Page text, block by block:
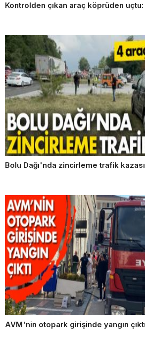
Kontrolden çıkan araç köprüden uçtu:
Bolu Dağı'nda zincirleme trafik
AVM'nin otopark girişinde yangın çıktı